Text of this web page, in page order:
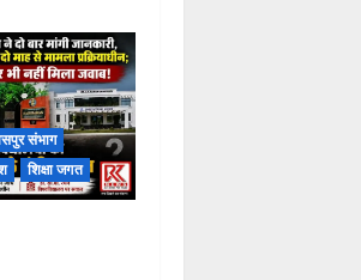
संभाग
शिक्षा जगत